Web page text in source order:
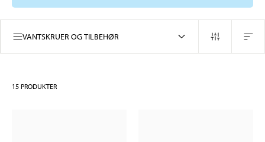
VANTSKRUER OG TILBEHØR
15 PRODUKTER